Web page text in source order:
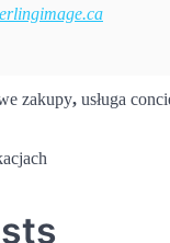
zakupy, usługa